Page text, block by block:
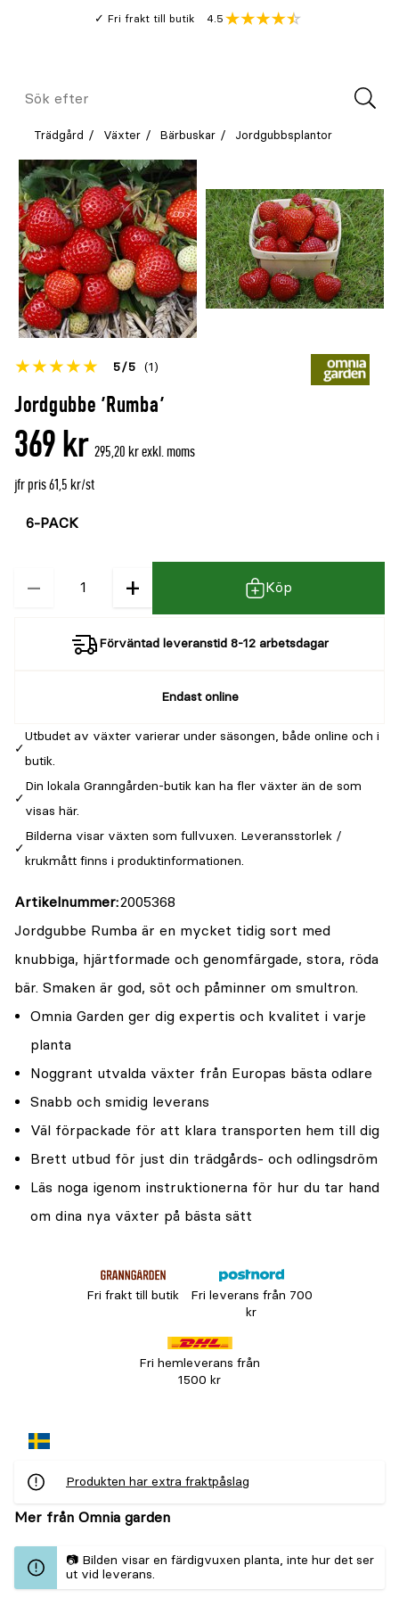
Fri frakt till butik
Genomsnitt
4.5
Meny
Sök
Trädgård Växter Bärbuskar Jordgubbsplantor
Jordgubbe 'Rumba'
Betyget
denna
5 5 (1)
Öppna
recensioner
369 kr 295,20 kr exkl. moms
jfr pris 61,5 kr/st
− + Köp
Förväntad leveranstid 8-12 arbetsdagar
Endast online
Utbudet av växter varierar under säsongen, både online och i
butik.
Din lokala Granngården-butik kan ha fler växter än de som
visas här.
Bilderna visar växten som fullvuxen. Leveransstorlek /
krukmått finns i produktinformationen.
Artikelnummer 2005368
Jordgubbe Rumba är en mycket tidig sort med
knubbiga, hjärtformade och genomfärgade, stora, röda
bär. Smaken är god, söt och påminner om smultron.
Omnia Garden ger dig expertis och kvalitet i varje
planta
Noggrant utvalda växter från Europas bästa odlare
Snabb och smidig leverans
Väl förpackade för att klara transporten hem till dig
Brett utbud för just din trädgårds- och odlingsdröm
Läs noga igenom instruktionerna för hur du tar hand
om dina nya växter på bästa sätt
Fri frakt till butik
Fri leverans från 700
kr
Fri hemleverans från
1500 kr
Produkten har extra fraktpåslag
Mer från Omnia garden
📷 Bilden visar en färdigvuxen planta, inte hur det ser
ut vid leverans.